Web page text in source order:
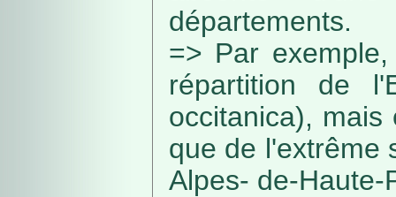
départements.
=> Par
répartition de
occitanica),
que de l'extrême
Alpes- de-Haute-